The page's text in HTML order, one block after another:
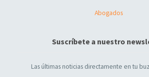
Abogados
Suscríbete a nuestro
Las últimas noticias directamente en tu